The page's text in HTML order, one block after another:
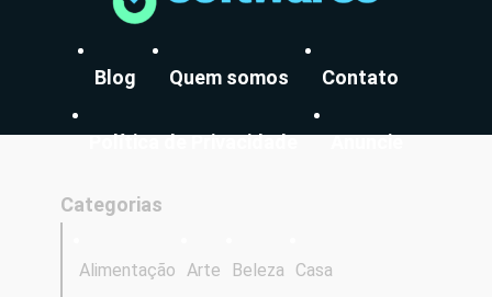
Blog Quem somos Contato
Política de Privacidade Anuncie
Categorias
Alimentação Arte Beleza Casa